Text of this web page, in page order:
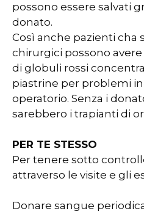
possono essere salvati
donato.
Così anche pazienti cha
chirurgici possono
di globuli rossi
piastrine per problemi
operatorio. Senza i
sarebbero i trapianti di
PER TE STESSO
Per tenere sotto
attraverso le visite e gli
Donare sangue